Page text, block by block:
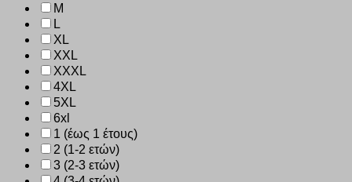
M
L
XL
XXL
XXXL
4XL
5XL
6xl
1 (έως 1 έτους)
2 (1-2 ετών)
3 (2-3 ετών)